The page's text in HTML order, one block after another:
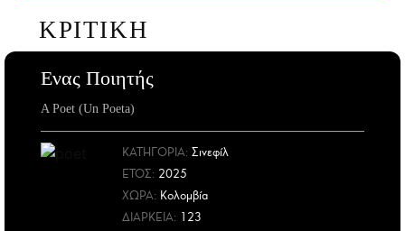
ΚΡΙΤΙΚΗ
Ενας Ποιητής
A Poet (Un Poeta)
ΚΑΤΗΓΟΡΙΑ: Σινεφίλ
ΕΤΟΣ: 2025
ΧΩΡΑ: Κολομβία
ΔΙΑΡΚΕΙΑ: 123